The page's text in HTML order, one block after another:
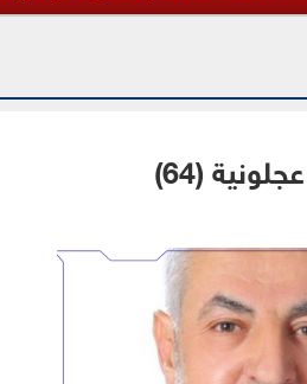
(64)